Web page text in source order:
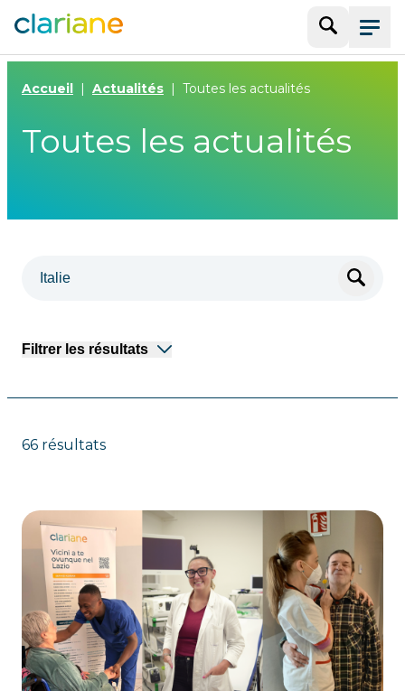
Menu
Accueil Actualités Toutes les actualités
Toutes les actualités
Filtrer les résultats
66 résultats